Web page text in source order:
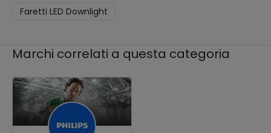
Faretti LED Downlight
Marchi correlati a questa categoria